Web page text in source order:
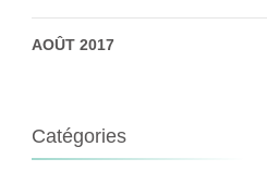
AOÛT 2017
Catégories